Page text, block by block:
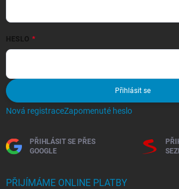
HESLO
Přihlásit se
Nová registraceZapomenuté heslo
PŘIHLÁSIT SE PŘES
GOOGLE
PŘIJÍMÁME ONLINE PLATBY